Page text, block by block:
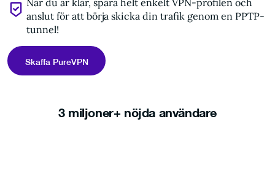
När du är klar, spara helt enkelt VPN-profilen och
anslut för att börja skicka din trafik genom en PPTP-
tunnel!
Skaffa PureVPN
3 miljoner+ nöjda användare